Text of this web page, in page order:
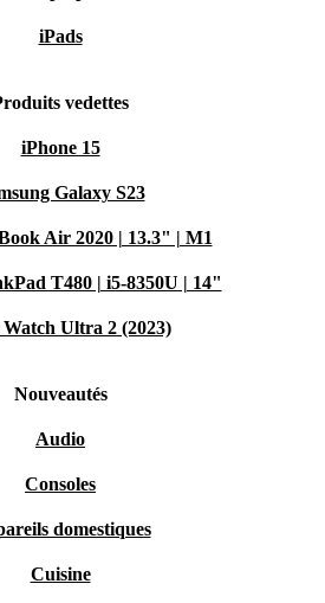
iPads
vedettes
iPhone 15
Galaxy S23
Air 2020 | 13.3" | M1
T480 | i5-8350U | 14"
Ultra 2 (2023)
Nouveautés
Audio
Consoles
domestiques
Cuisine